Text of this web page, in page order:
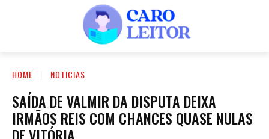
HOME NOTICIAS
SAÍDA DE VALMIR DA DISPUTA DEIXA
IRMÃOS REIS COM CHANCES QUASE NULAS
DE VITÓRIA